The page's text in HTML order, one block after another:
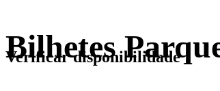
Bilhetes
Verificar disponibilidade